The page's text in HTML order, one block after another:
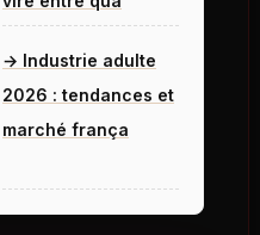
→ Industrie adulte
2026 : tendances et
marché frança